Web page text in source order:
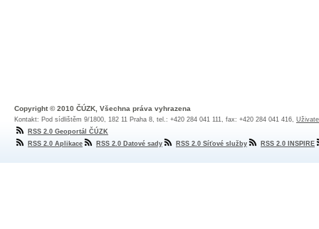
Copyright © 2010 ČÚZK, Všechna práva vyhrazena
Kontakt: Pod sídlištěm 9/1800, 182 11 Praha 8, tel.: +420 284 041 111, fax: +420 284 041 416,
RSS 2.0 Geoportál ČÚZK
RSS 2.0 Aplikace
RSS 2.0 Datové sady RSS 2.0 Síťové služby RSS 2.0 INSPIRE